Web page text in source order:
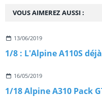
VOUS AIMEREZ AUSSI :
13/06/2019
1/8 : L'Alpine A110S
16/05/2019
1/18 Alpine A310 Pack